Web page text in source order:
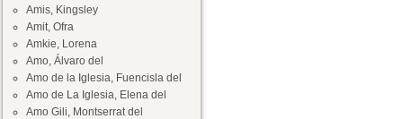
Amis, Kingsley
Amit, Ofra
Amkie, Lorena
Amo, Álvaro del
Amo de la Iglesia, Fuencisla del
Amo de La Iglesia, Elena del
Amo Gili, Montserrat del